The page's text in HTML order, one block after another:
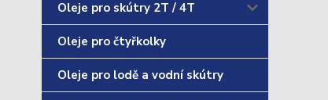
Oleje pro skútry 2T / 4T
Oleje pro čtyřkolky
Oleje pro lodě a vodní skútry